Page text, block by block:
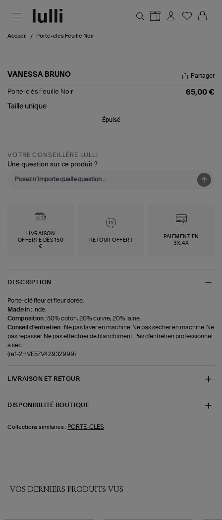
Accueil Porte-clés Feuille Noir
VANESSA BRUNO
Porte-
Feuille
Partager
Porte-clés Feuille Noir
65,00 €
Taille unique
Épuisé
VOTRE CONSEILLÈRE LULLI
Une question sur ce produit ?
LIVRAISON
OFFERTE DÈS 150
€
RETOUR OFFERT
PAIEMENT EN
3X,4X
DESCRIPTION
Porte-clé fleur et fleur dorée.
Made in : Inde.
Composition :50% coton, 20% cuivre, 20% laine.
Conseil d'entretien : Ne pas laver en machine. Ne pas sécher en machine. Ne
pas repasser. Ne pas effectuer de blanchiment. Pas d’entretien professionnel
à sec.
(ref-2HVE57V42932999)
LIVRAISON ET RETOUR
DISPONIBILITÉ BOUTIQUE
Collections similaires : PORTE-CLES
VOS DERNIERS PRODUITS VUS